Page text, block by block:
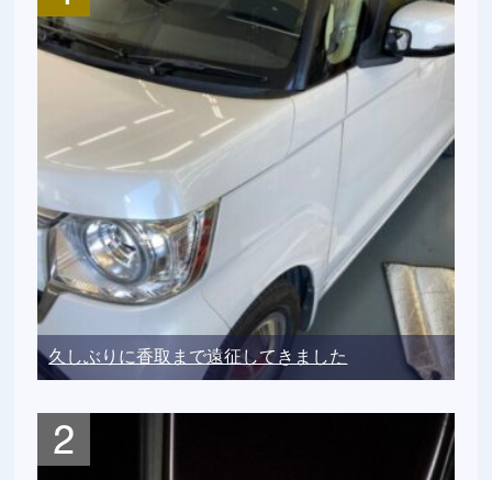
久しぶりに香取まで遠征してきました